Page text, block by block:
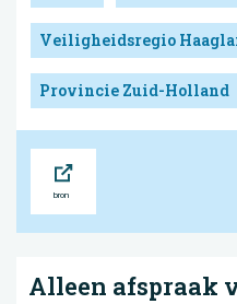
Veiligheidsregio
Provincie Zuid-Holland
Alleen afspraak